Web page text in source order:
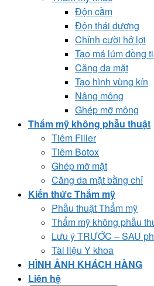
Độn cằm
Độn thái dương
Chỉnh cười hở lợi
Tạo má lúm đồng
Căng da mặt
Tạo hình vùng kín
Nâng mông
Ghép mỡ mông
Thẩm mỹ không phẫu thuật
Tiêm Filler
Tiêm Botox
Ghép mỡ mặt
Căng da mặt bằng chỉ
Kiến thức Thẩm mỹ
Phẫu thuật Thẩm mỹ
Thẩm mỹ không phẫu
Lưu ý TRƯỚC – SAU
Tài liệu Y khoa
HÌNH ẢNH KHÁCH HÀNG
Liên hệ